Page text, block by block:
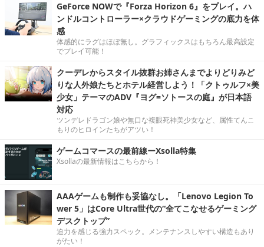
GeForce NOWで『Forza Horizon 6』をプレイ。ハ
ンドルコントローラー×クラウドゲーミングの底力を体
感
体感的にラグはほぼ無し。グラフィックスはもちろん最高設定
でプレイ可能！
クーデレからスタイル抜群お姉さんまでよりどりみど
りな人外娘たちとホテル経営しよう！「クトゥルフ×美
少女」テーマのADV『ヨグ=ソトースの庭』が日本語
対応
ツンデレドラゴン娘や無口な複眼死神美少女など、属性てんこ
もりのヒロインたちがアツい！
ゲームコマースの最前線ーXsolla特集
Xsollaの最新情報はこちらから！
AAAゲームも制作も妥協なし。「Lenovo Legion To
wer 5」はCore Ultra世代の“全てこなせるゲーミング
デスクトップ”
迫力を感じる強力スペック。メンテナンスしやすい構造もあり
がたい！